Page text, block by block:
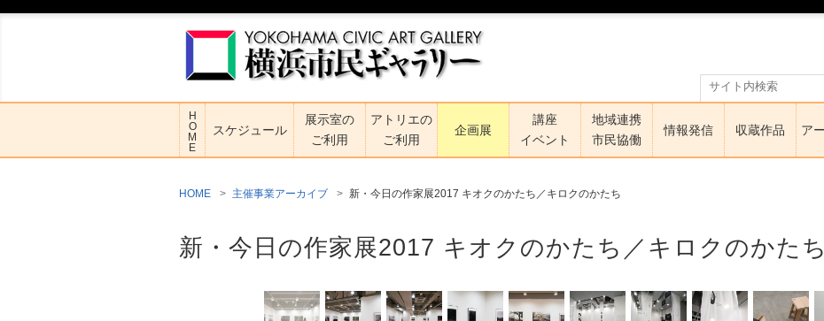
H
O
M
E
スケジュール
展示室の
ご利用
アトリエの
ご利用
企画展
講座
イベント
地域連携
市民協働
情報発信 収蔵作品 ア
HOME 主催事業アーカイブ 新・今日の作家展2017 キオクのかたち／キロクのかたち
新・今日の作家展2017 キオクのかたち／キロクのかたち